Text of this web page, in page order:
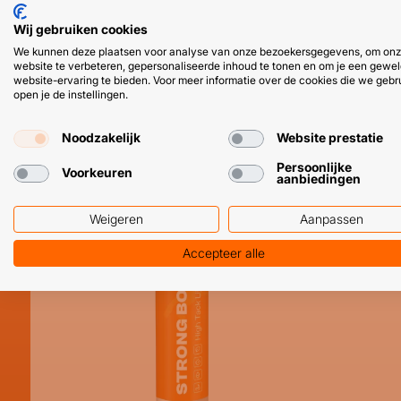
Topkwaliteit kit en handige
BESTSELLER
Wij gebruiken cookies
We kunnen deze plaatsen voor analyse van onze bezoekersgegevens, om
website te verbeteren, gepersonaliseerde inhoud te tonen en om je een
website-ervaring te bieden. Voor meer informatie over de cookies die we
open je de instellingen.
Noodzakelijk Website prestatie
Voorkeuren
Persoonlijke
aanbiedingen
Weigeren Aanpassen
Accepteer alle